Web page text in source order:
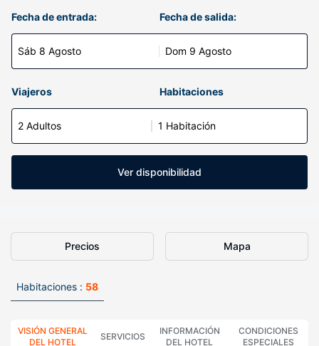
Fecha de entrada:
Sáb 8 Agosto
Fecha de salida:
Dom 9 Agosto
Viajeros Habitaciones
2 Adultos 1 Habitación
Ver disponibilidad
Precios Mapa
Habitaciones : 58
VISIÓN GENERAL
DEL HOTEL
SERVICIOS
INFORMACIÓN
DEL HOTEL
CONDICIONES
ESPECIALES